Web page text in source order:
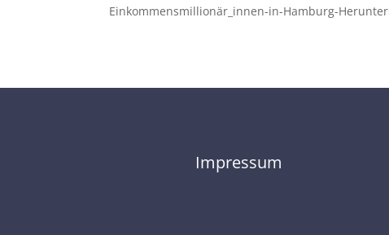
Einkommensmillionär_innen-in-Hamburg-
Impressum